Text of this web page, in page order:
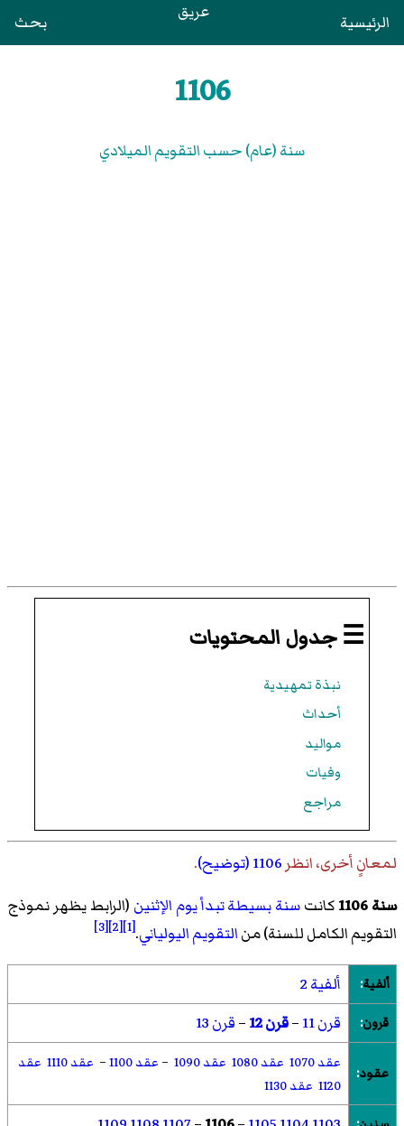
الرئيسية عريق بحث
1106
سنة (عام) حسب التقويم الميلادي
☰ جدول المحتويات
نبذة تمهيدية
أحداث
مواليد
وفيات
مراجع
لمعانٍ أخرى، انظر1106 (توضيح)
.
سنة 1106
كانتسنة بسيطة تبدأ يوم الإثنين (الرابط يظهر نموذج
التقويم الكامل للسنة) منالتقويم اليولياني.
[1]
[2]
[3]
ألفية: ألفية 2
قرون: قرن 11 –قرن 12 –قرن 13
عقود:
عقد 1070 عقد 1080 عقد 1090 – عقد 1100 – عقد 1110
عقد
1120 عقد 1130